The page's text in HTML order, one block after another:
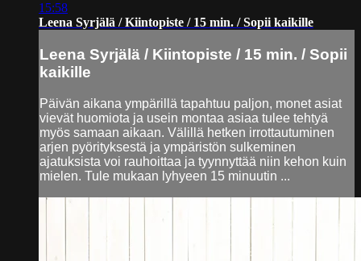
15:58
Leena Syrjälä / Kiintopiste / 15 min. / Sopii kaikille
Leena Syrjälä / Kiintopiste / 15 min. / Sopii
kaikille
Päivän aikana ympärillä tapahtuu paljon, monet asiat
vievät huomiota ja usein montaa asiaa tulee tehtyä
myös samaan aikaan. Välillä hetken irrottautuminen
arjen pyörityksestä ja ympäristön sulkeminen
ajatuksista voi rauhoittaa ja tyynnyttää niin kehon kuin
mielen. Tule mukaan lyhyeen 15 minuutin ...